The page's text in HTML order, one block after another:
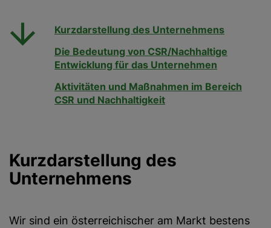
Kurzdarstellung des Unternehmens
Die Bedeutung von CSR/Nachhaltige
Entwicklung für das Unternehmen
Aktivitäten und Maßnahmen im Bereich
CSR und Nachhaltigkeit
Kurzdarstellung des
Unternehmens
Wir sind ein österreichischer am Markt bestens